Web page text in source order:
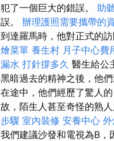
犯了一個巨大的錯誤。 助
誤。 辦理護照需要攜帶的
到達羅馬時，他對正式的
燴菜單 養生村 月子中心費
漏水 打針撐多久 醫生給公
黑暗過去的精神之後，他
在途中，他們經歷了驚人
故，陌生人甚至奇怪的熟
步驟 室內裝修 安養中心
我們建議沙發和電視為B，